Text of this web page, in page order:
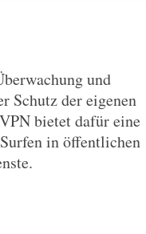
und
Schutz der eigenen
bietet dafür eine
in öffentlichen